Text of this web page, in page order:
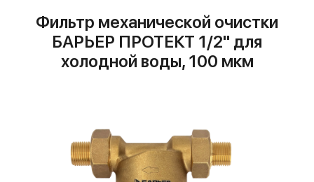
Фильтр механической очистки
БАРЬЕР ПРОТЕКТ 1/2" для
холодной воды, 100 мкм